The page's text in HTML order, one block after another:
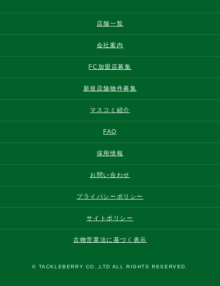
店舗一覧
会社案内
FC加盟店募集
新規店舗物件募集
マスコミ紹介
FAQ
採用情報
お問い合わせ
プライバシーポリシー
サイトポリシー
古物営業法に基づく表示
© TACKLEBERRY CO.,LTD ALL RIGHTS RESERVED.